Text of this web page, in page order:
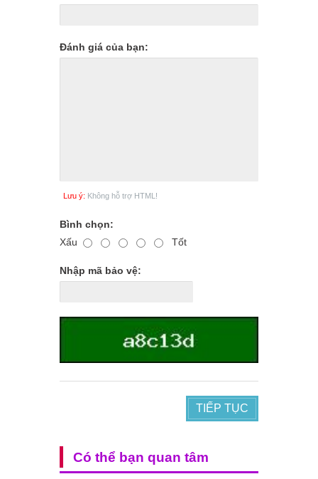
Đánh giá của bạn:
Lưu ý: Không hỗ trợ HTML!
Bình chọn:
Xấu
Tốt
Nhập mã bảo vệ:
TIẾP TỤC
Có thể bạn quan tâm